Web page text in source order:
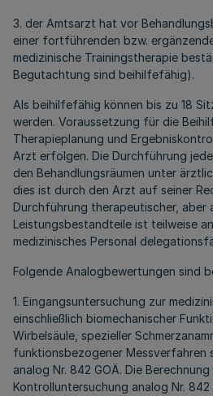
3. der Amtsarzt hat vor
einer fortführenden bzw.
medizinische Trainingstherapie
Begutachtung sind beihilfefähig).
Als beihilfefähig können bis zu 18
werden. Voraussetzung für die
Therapieplanung und
Arzt erfolgen. Die Durchführung
den Behandlungsräumen unter
dies ist durch den Arzt auf seiner
Durchführung therapeutischer, aber
Leistungsbestandteile ist teilweise
medizinisches Personal
Folgende Analogbewertungen sind
1. Eingangsuntersuchung zur
einschließlich biomechanischer
Wirbelsäule, spezieller
funktionsbezogener Messverfahren
analog Nr. 842 GOÄ. Die Berechnung
Kontrolluntersuchung analog Nr.